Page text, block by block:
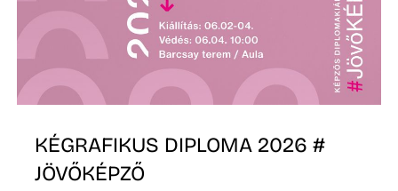
KÉGRAFIKUS DIPLOMA 2026 #
JÖVŐKÉPZŐ